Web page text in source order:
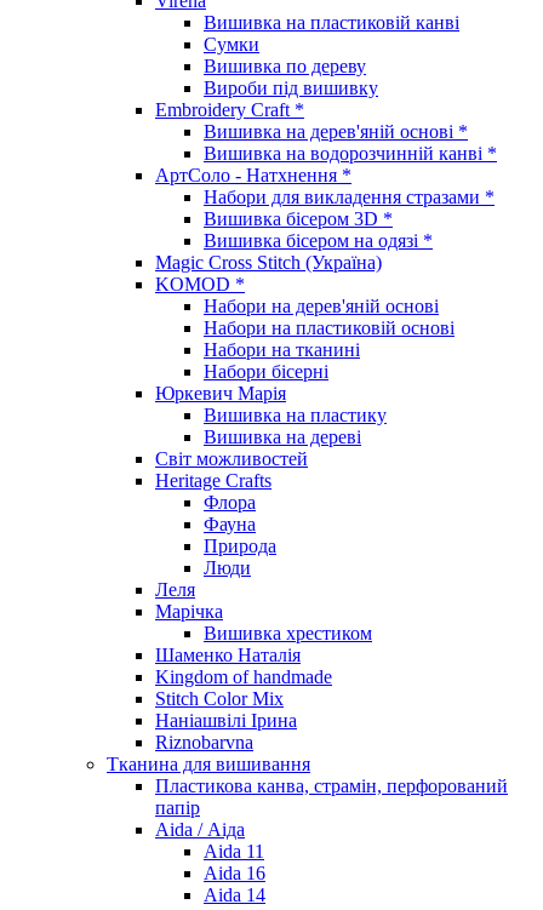
Вишивка на пластиковій канві
Сумки
Вишивка по дереву
Вироби під вишивку
Embroidery Craft *
Вишивка на дерев'яній основі *
Вишивка на водорозчинній канві *
АртСоло - Натхнення *
Набори для викладення стразами *
Вишивка бісером 3D *
Вишивка бісером на одязі *
Magic Cross Stitch (Україна)
KOMOD *
Набори на дерев'яній основі
Набори на пластиковій основі
Набори на тканині
Набори бісерні
Юркевич Марія
Вишивка на пластику
Вишивка на дереві
Світ можливостей
Heritage Crafts
Флора
Фауна
Природа
Люди
Леля
Марічка
Вишивка хрестиком
Шаменко Наталія
Kingdom of handmade
Stitch Color Mix
Наніашвілі Ірина
Riznobarvna
Тканина для вишивання
Пластикова канва, страмін, перфорований
папір
Aida / Аіда
Aida 11
Aida 16
Aida 14